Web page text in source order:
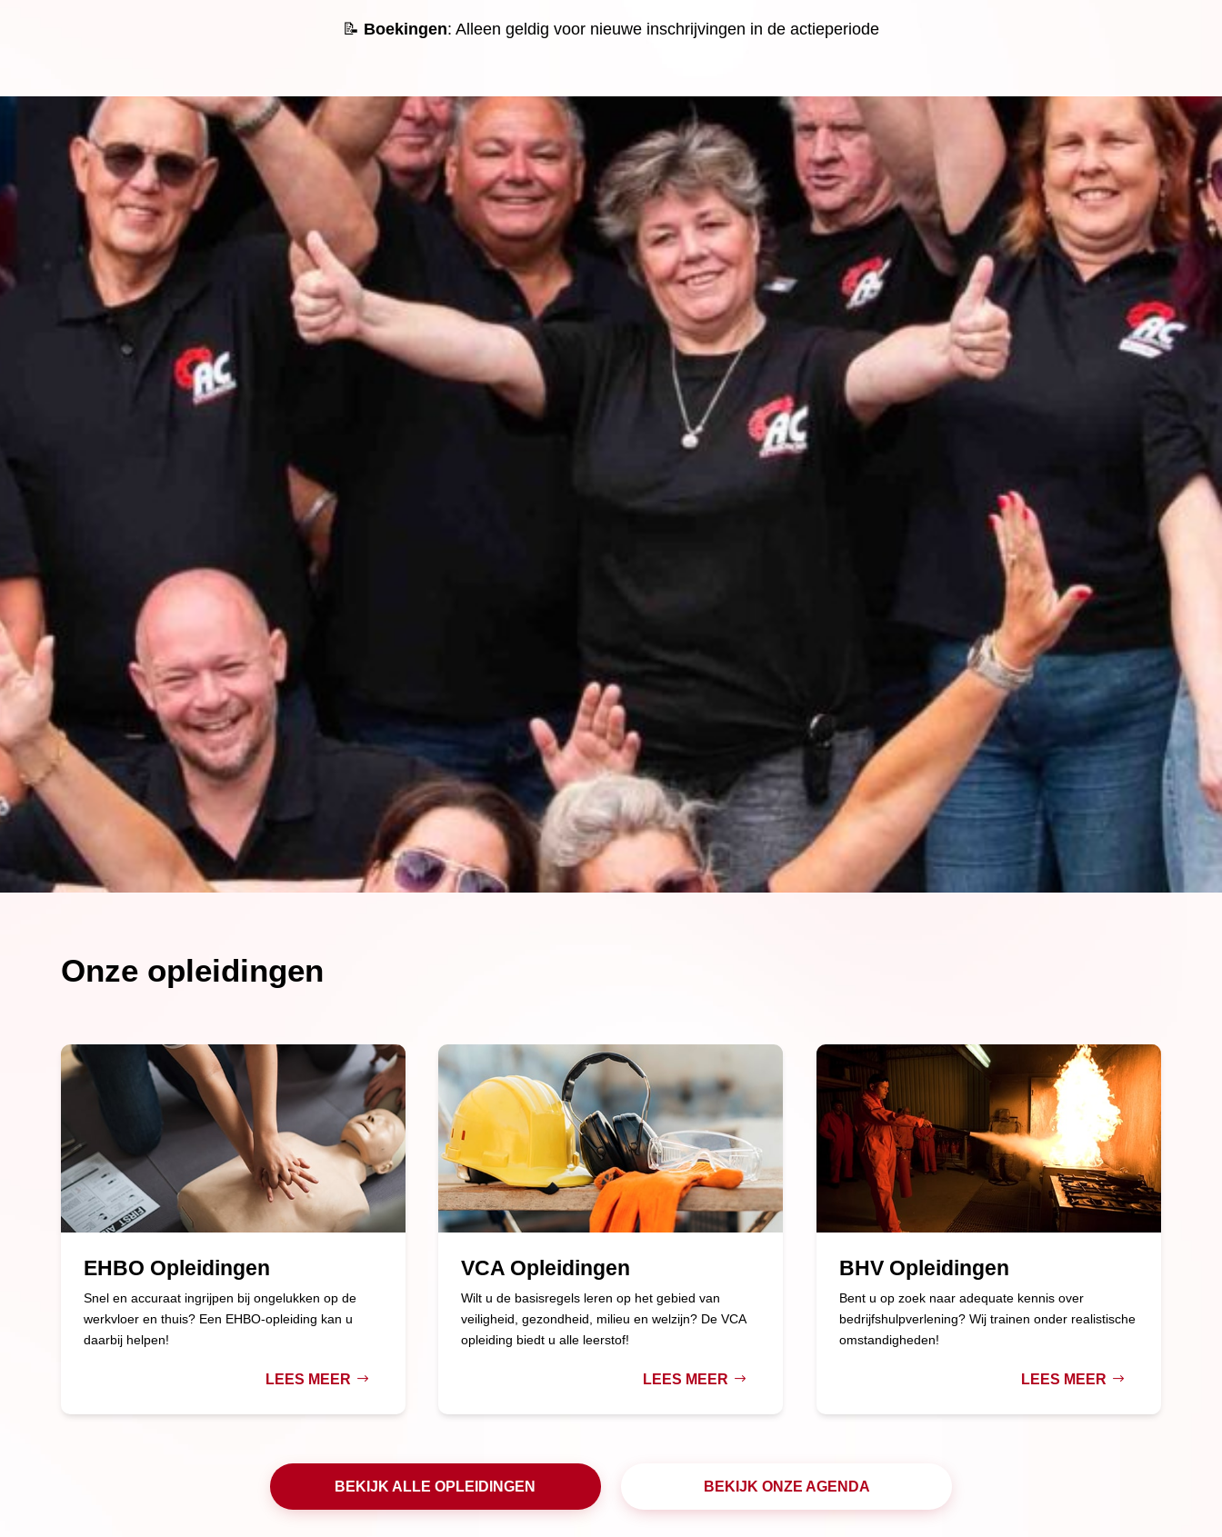
📝 Boekingen: Alleen geldig voor nieuwe inschrijvingen in de actieperiode
Onze opleidingen
EHBO Opleidingen
Snel en accuraat ingrijpen bij ongelukken op de
werkvloer en thuis? Een EHBO-opleiding kan u
daarbij helpen!
LEES MEER
VCA Opleidingen
Wilt u de basisregels leren op het gebied van
veiligheid, gezondheid, milieu en welzijn? De VCA
opleiding biedt u alle leerstof!
LEES MEER
BHV Opleidingen
Bent u op zoek naar adequate kennis over
bedrijfshulpverlening? Wij trainen onder realistische
omstandigheden!
LEES MEER
BEKIJK ALLE OPLEIDINGEN BEKIJK ONZE AGENDA